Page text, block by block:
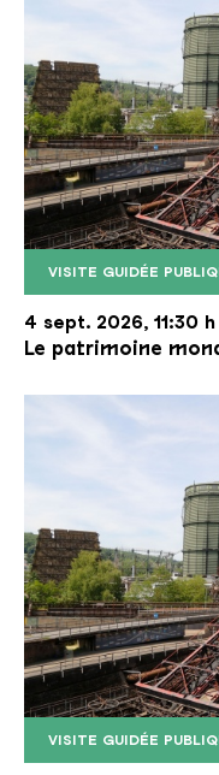
VISITE GUIDÉE
Le monte-charge
Copyright:
4 sept. 2026, 11:30 h
Le patrimoine
VISITE GUIDÉE
Le monte-charge
Copyright: